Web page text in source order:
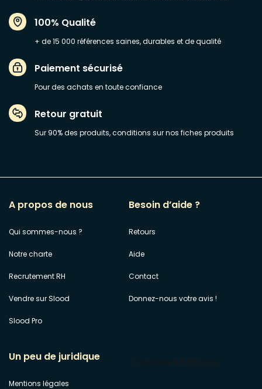
100% Qualité
+ de 15 000 références saines, durables et de qualité
Paiement sécurisé
Pour des achats en toute confiance
Retour gratuit
Sur 90% des produits, conditions sur nos fiches produits
A propos de nous
Qui sommes-nous ?
Notre charte
Recrutement RH
Vendre sur Slood
Slood Pro
Besoin d’aide ?
Retours
Aide
Contact
Donnez-nous votre avis !
Un peu de juridique
Mentions légales